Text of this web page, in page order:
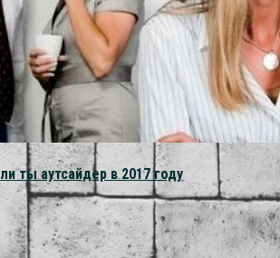
ты аутсайдер в 2017 году